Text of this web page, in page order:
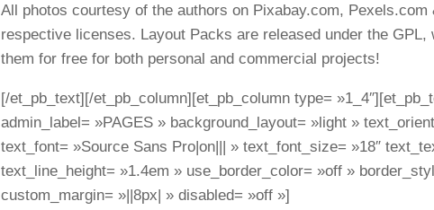
All photos courtesy of the authors on Pixabay.com,
respective licenses. Layout Packs are released under the GPL,
them for free for both personal and commercial projects!
[/et_pb_text][/et_pb_column][et_pb_column type=
admin_label= »PAGES » background_layout= »light »
text_font= »Source Sans Pro|on||| » text_font_size= »18″
text_line_height= »1.4em » use_border_color= »off »
custom_margin= »||8px| » disabled= »off »]